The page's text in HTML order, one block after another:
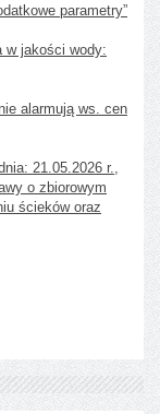
parametry”
w jakości wody:
alarmują ws. cen
21.05.2026 r.,
o zbiorowym
ścieków oraz